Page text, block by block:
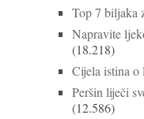
Top 7 biljaka
Napravite
(18.218)
Cijela istina o
Peršin liječi
(12.586)